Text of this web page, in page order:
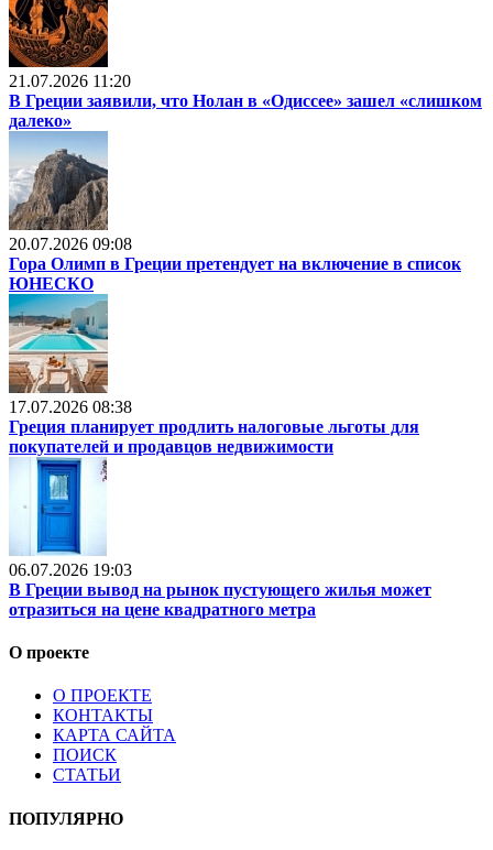
21.07.2026 11:20
В Греции заявили, что Нолан в «Одиссее» зашел «слишком
далеко»
20.07.2026 09:08
Гора Олимп в Греции претендует на включение в список
ЮНЕСКО
17.07.2026 08:38
Греция планирует продлить налоговые льготы для
покупателей и продавцов недвижимости
06.07.2026 19:03
В Греции вывод на рынок пустующего жилья может
отразиться на цене квадратного метра
О проекте
О ПРОЕКТЕ
КОНТАКТЫ
КАРТА САЙТА
ПОИСК
СТАТЬИ
ПОПУЛЯРНО